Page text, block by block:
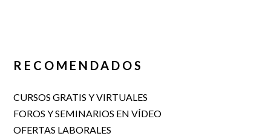
RECOMENDADOS
CURSOS GRATIS Y VIRTUALES
FOROS Y SEMINARIOS EN VÍDEO
OFERTAS LABORALES